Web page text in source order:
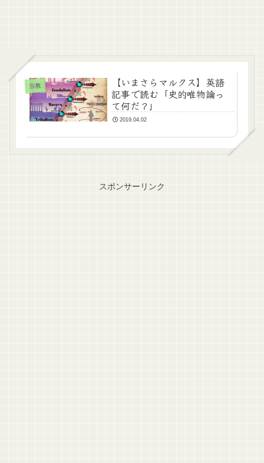
宗教
【いまさらマルクス】英語
記事で読む「史的唯物論っ
て何だ？」
2019.04.02
スポンサーリンク